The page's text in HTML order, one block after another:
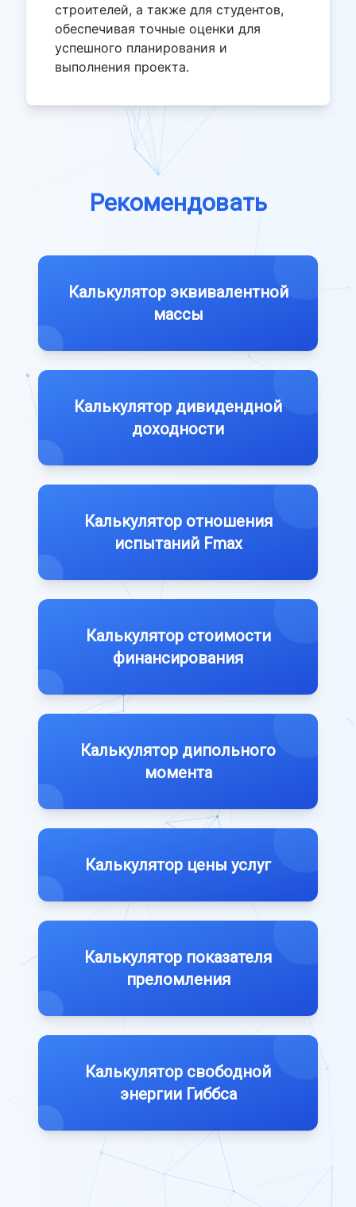
строителей, а также для студентов,
обеспечивая точные оценки для
успешного планирования и
выполнения проекта.
Рекомендовать
Калькулятор эквивалентной
массы
Калькулятор дивидендной
доходности
Калькулятор отношения
испытаний Fmax
Калькулятор стоимости
финансирования
Калькулятор дипольного
момента
Калькулятор цены услуг
Калькулятор показателя
преломления
Калькулятор свободной
энергии Гиббса